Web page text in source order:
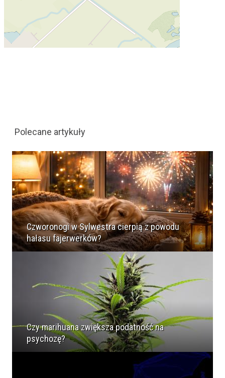
Polecane artykuły
Czworonogi w Sylwestra cierpią z powodu
hałasu fajerwerków?
Czy marihuana zwiększa podatność na
psychozę?